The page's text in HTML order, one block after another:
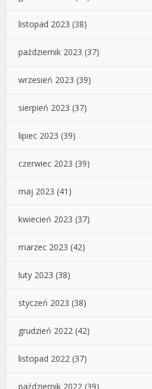
listopad 2023 (38)
październik 2023 (37)
wrzesień 2023 (39)
sierpień 2023 (37)
lipiec 2023 (39)
czerwiec 2023 (39)
maj 2023 (41)
kwiecień 2023 (37)
marzec 2023 (42)
luty 2023 (38)
styczeń 2023 (38)
grudzień 2022 (42)
listopad 2022 (37)
październik 2022 (39)